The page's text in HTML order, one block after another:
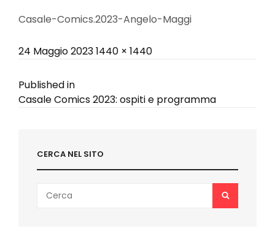
Casale-Comics.2023-Angelo-Maggi
Posted
24 Maggio 2023Full
1440 × 1440
Navigazione
Published in
Casale Comics 2023: ospiti e programma
CERCA NEL SITO
for:
SEARCH